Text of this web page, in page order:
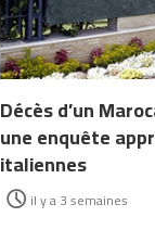
Décès d’un
une enquête
italiennes
il y a 3 semaines